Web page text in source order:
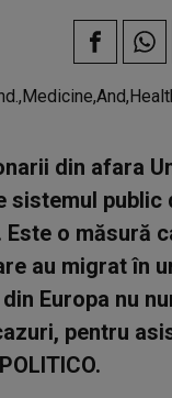
din afara
sistemul public
o măsură
au migrat în
Europa nu
pentru